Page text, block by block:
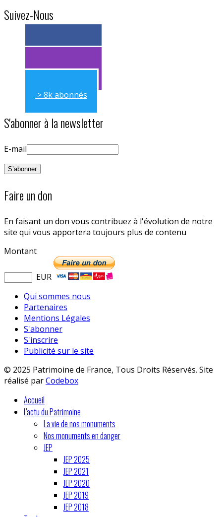
Suivez-Nous
> 11k abonnés
> 11k abonnés
> 8k abonnés
S'abonner à la newsletter
E-mail
Faire un don
En faisant un don vous contribuez à l'évolution de notre
site qui vous apportera toujours plus de contenu
Montant
EUR
Qui sommes nous
Partenaires
Mentions Légales
S'abonner
S'inscrire
Publicité sur le site
© 2025 Patrimoine de France, Tous Droits Réservés. Site
réalisé parCodebox
Accueil
L'actu du Patrimoine
La vie de nos monuments
Nos monuments en danger
JEP
JEP 2025
JEP 2021
JEP 2020
JEP 2019
JEP 2018